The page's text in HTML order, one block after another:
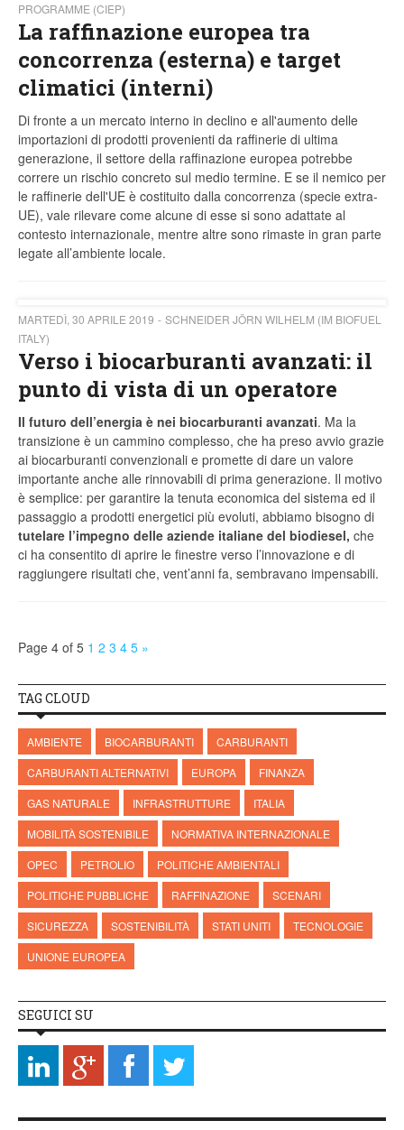
PROGRAMME (CIEP)
La raffinazione europea tra
concorrenza (esterna) e target
climatici (interni)
Di fronte a un mercato interno in declino e all'aumento delle
importazioni di prodotti provenienti da raffinerie di ultima
generazione, il settore della raffinazione europea potrebbe
correre un rischio concreto sul medio termine. E se il nemico per
le raffinerie dell'UE è costituito dalla concorrenza (specie extra-
UE), vale rilevare come alcune di esse si sono adattate al
contesto internazionale, mentre altre sono rimaste in gran parte
legate all’ambiente locale.
MARTEDÌ, 30 APRILE 2019
SCHNEIDER JÖRN WILHELM (IM BIOFUEL
ITALY)
Verso i biocarburanti avanzati: il
punto di vista di un operatore
Il futuro dell’energia è nei biocarburanti avanzati. Ma la
transizione è un cammino complesso, che ha preso avvio grazie
ai biocarburanti convenzionali e promette di dare un valore
importante anche alle rinnovabili di prima generazione. Il motivo
è semplice: per garantire la tenuta economica del sistema ed il
passaggio a prodotti energetici più evoluti, abbiamo bisogno di
tutelare l’impegno delle aziende italiane del biodiesel, che
ci ha consentito di aprire le finestre verso l’innovazione e di
raggiungere risultati che, vent’anni fa, sembravano impensabili.
Page 4 of 5 1 2 3 4 5 »
TAG CLOUD
AMBIENTE BIOCARBURANTI
CARBURANTI
CARBURANTI ALTERNATIVI
EUROPA
FINANZA
GAS NATURALE
INFRASTRUTTURE
ITALIA
MOBILITÀ SOSTENIBILE
NORMATIVA INTERNAZIONALE
OPEC
PETROLIO
POLITICHE AMBIENTALI
POLITICHE PUBBLICHE
RAFFINAZIONE
SCENARI
SICUREZZA
SOSTENIBILITÀ STATI UNITI
TECNOLOGIE
UNIONE EUROPEA
SEGUICI SU